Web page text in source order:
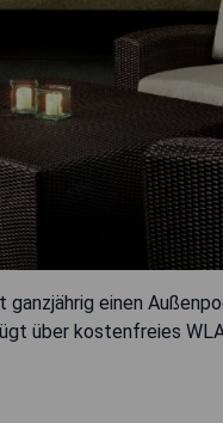
einen
über kostenfreies